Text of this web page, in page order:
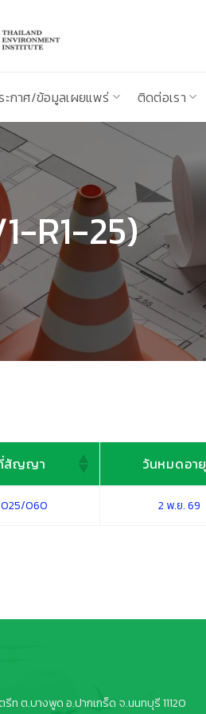
ะกาศ/ข้อมูลเผยแพร่ ติดต่อเรา
R1-25)
สัญญา วันหมดอายุ
060 2 พ.ย. 69
ท ต.บางพูด อ.ปากเกร็ด จ.นนทบุรี 11120